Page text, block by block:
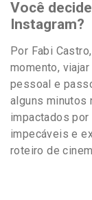
Você
Instagram?
Por Fabi
momento,
pessoal e
alguns minutos
impactados
impecáveis e
roteiro de